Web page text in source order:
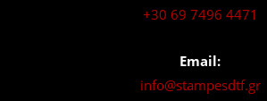
+30 69 7496 4471
Email:
info@stampesdtf.gr